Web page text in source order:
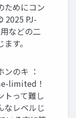
ためにコン
2025 PJ-
などの二
す。
のキ ：
limited！
トって難し
なレベルじ